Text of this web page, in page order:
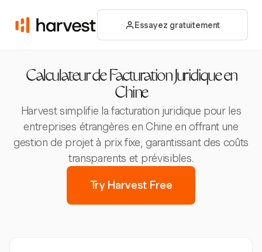
Essayez gratuitement
Calculateur de Facturation Juridique en
Chine
Harvest simplifie la facturation juridique pour les
entreprises étrangères en Chine en offrant une
gestion de projet à prix fixe, garantissant des coûts
transparents et prévisibles.
Try Harvest Free